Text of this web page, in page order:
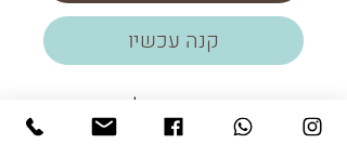
קנה עכשיו
מחזיק מפתחות עם תליוני כסף
925 וחרוזי עץ צבעוניים.